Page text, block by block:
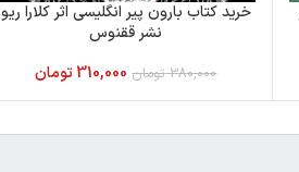
خرید کتاب بارون پیر انگلیسی اثر کلارا ریو
نشر ققنوس
380,000 تومان 310,000تومان